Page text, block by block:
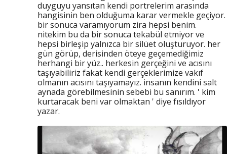
duyguyu yansıtan kendi portrelerim arasında
hangisinin ben olduğuma karar vermekle geçiyor.
bir sonuca varamıyorum zira hepsi benim.
nitekim bu da bir sonuca tekabül etmiyor ve
hepsi birleşip yalnızca bir silüet oluşturuyor. her
gün görüp, derisinden öteye geçemediğimiz
herhangi bir yüz.. herkesin gerçeğini ve acısını
taşıyabiliriz fakat kendi gerçeklerimize vakıf
olmanın acısını taşıyamayız. insanın kendini salt
aynada görebilmesinin sebebi bu sanırım. ' kim
kurtaracak beni var olmaktan ' diye fısıldıyor
yazar.